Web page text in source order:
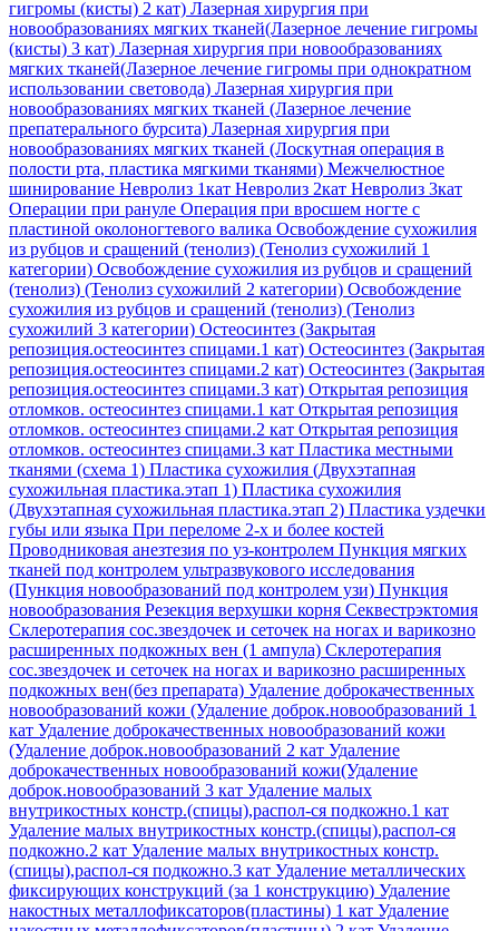
гигромы (кисты) 2 кат) Лазерная хирургия при
новообразованиях мягких тканей(Лазерное лечение гигромы
(кисты) 3 кат) Лазерная хирургия при новообразованиях
мягких тканей(Лазерное лечение гигромы при однократном
использовании световода) Лазерная хирургия при
новообразованиях мягких тканей (Лазерное лечение
препатерального бурсита) Лазерная хирургия при
новообразованиях мягких тканей (Лоскутная операция в
полости рта, пластика мягкими тканями) Межчелюстное
шинирование Невролиз 1кат Невролиз 2кат Невролиз 3кат
Операции при рануле Операция при вросшем ногте с
пластиной околоногтевого валика Освобождение сухожилия
из рубцов и сращений (тенолиз) (Тенолиз сухожилий 1
категории) Освобождение сухожилия из рубцов и сращений
(тенолиз) (Тенолиз сухожилий 2 категории) Освобождение
сухожилия из рубцов и сращений (тенолиз) (Тенолиз
сухожилий 3 категории) Остеосинтез (Закрытая
репозиция.остеосинтез спицами.1 кат) Остеосинтез (Закрытая
репозиция.остеосинтез спицами.2 кат) Остеосинтез (Закрытая
репозиция.остеосинтез спицами.3 кат) Открытая репозиция
отломков. остеосинтез спицами.1 кат Открытая репозиция
отломков. остеосинтез спицами.2 кат Открытая репозиция
отломков. остеосинтез спицами.3 кат Пластика местными
тканями (схема 1) Пластика сухожилия (Двухэтапная
сухожильная пластика.этап 1) Пластика сухожилия
(Двухэтапная сухожильная пластика.этап 2) Пластика уздечки
губы или языка При переломе 2-х и более костей
Проводниковая анезтезия по уз-контролем Пункция мягких
тканей под контролем ультразвукового исследования
(Пункция новообразований под контролем узи) Пункция
новообразования Резекция верхушки корня Секвестрэктомия
Склеротерапия сос.звездочек и сеточек на ногах и варикозно
расширенных подкожных вен (1 ампула) Склеротерапия
сос.звездочек и сеточек на ногах и варикозно расширенных
подкожных вен(без препарата) Удаление доброкачественных
новообразований кожи (Удаление доброк.новообразований 1
кат Удаление доброкачественных новообразований кожи
(Удаление доброк.новообразований 2 кат Удаление
доброкачественных новообразований кожи(Удаление
доброк.новообразований 3 кат Удаление малых
внутрикостных констр.(спицы),распол-ся подкожно.1 кат
Удаление малых внутрикостных констр.(спицы),распол-ся
подкожно.2 кат Удаление малых внутрикостных констр.
(спицы),распол-ся подкожно.3 кат Удаление металлических
фиксирующих конструкций (за 1 конструкцию) Удаление
накостных металлофиксаторов(пластины) 1 кат Удаление